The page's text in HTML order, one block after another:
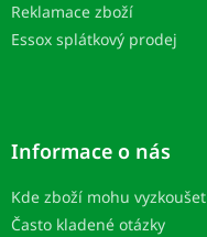
Reklamace zboží
Essox splátkový prodej
Informace o nás
Kde zboží mohu vyzkoušet
Často kladené otázky